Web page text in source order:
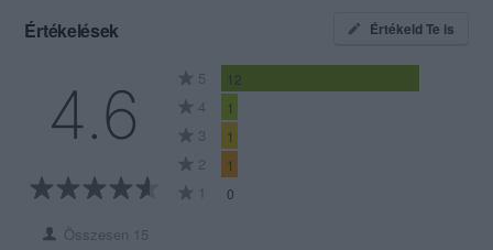
Értékelések Értékeld Te is
4.6
Összesen 15
5 12
4 1
3 1
2 1
1 0